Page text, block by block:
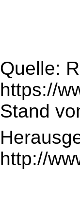
Quelle:
https://
Stand
http://